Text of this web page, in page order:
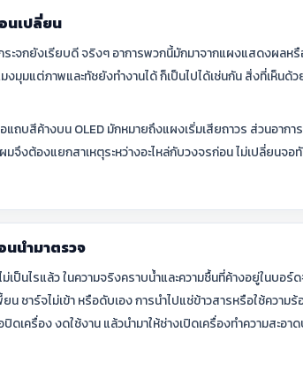
นเปลี่ยน
ระจกยังเรียบดี จริงๆ อาการพวกนี้มักมาจากแผงแสดงผลห
งมุมแต่ภาพและทัชยังทำงานได้ ก็เป็นไปได้เช่นกัน สิ่งที่เห็นด้
ถบสีค้างบน OLED มักหมายถึงแผงเริ่มเสียถาวร ส่วนอากา
จึงต้องแยกสาเหตุระหว่างอะไหล่กับวงจรก่อน ไม่เปลี่ยนจอ
นนำมาตรวจ
ป็นไรแล้ว ในความจริงคราบน้ำและความชื้นที่ค้างอยู่ในบอร์
ชาร์จไม่เข้า หรือดับเอง การนำไปแช่ข้าวสารหรือใช้ความร้
เครื่อง งดใช้งาน แล้วนำมาให้ช่างเปิดเครื่องทำความสะอ